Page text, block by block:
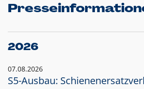
2026
07.08.2026
S5-Ausbau: